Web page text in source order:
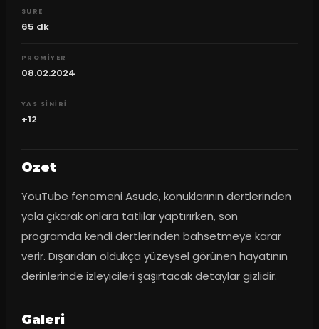
SURE
65 dk
PROMIYER
08.02.2024
YAS SINIRI
+12
Ozet
YouTube fenomeni Asude, konuklarının dertlerinden
yola çıkarak onlara tatlılar yaptırırken, son
programda kendi dertlerinden bahsetmeye karar
verir. Dışarıdan oldukça yüzeysel görünen hayatının
derinlerinde izleyicileri şaşırtacak detaylar gizlidir.
Galeri